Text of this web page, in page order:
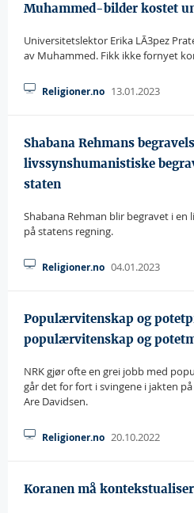
Muhammed-bilder kostet
Universitetslektor Erika LÃ3pez
av Muhammed. Fikk ikke fornyet
Religioner.no 13.01.2023
Shabana Rehmans
livssynshumanistiske
staten
Shabana Rehman blir begravet i
på statens regning.
Religioner.no 04.01.2023
Populærvitenskap og
populærvitenskap og
NRK gjør ofte en grei jobb med
går det for fort i svingene i jakten
Are Davidsen.
Religioner.no 20.10.2022
Koranen må